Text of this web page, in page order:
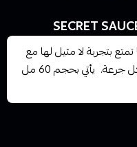
بتجربة لا مثيل لها مع
نكهة المنجا الرائعة التي تأسر الحواس بكل جرعة. يأتي بحجم 60 مل